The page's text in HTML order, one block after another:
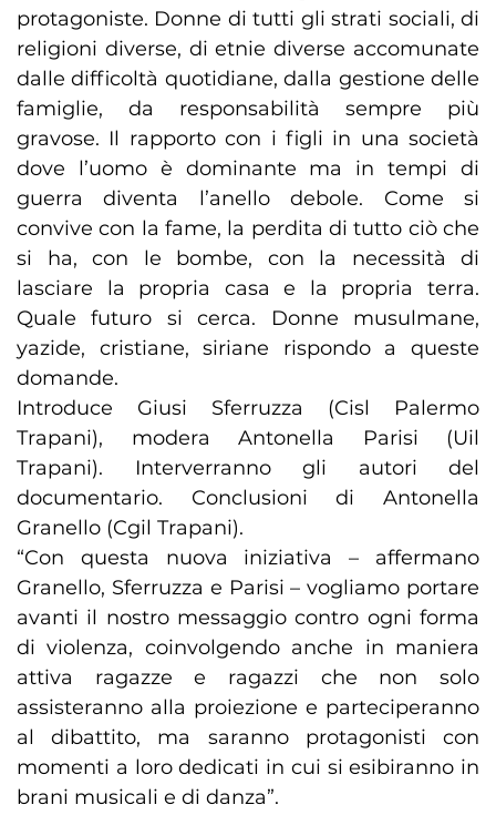
protagoniste. Donne di tutti gli strati sociali, di
religioni diverse, di etnie diverse accomunate
dalle difficoltà quotidiane, dalla gestione delle
famiglie, da responsabilità sempre più
gravose. Il rapporto con i figli in una società
dove l’uomo è dominante ma in tempi di
guerra diventa l’anello debole. Come si
convive con la fame, la perdita di tutto ciò che
si ha, con le bombe, con la necessità di
lasciare la propria casa e la propria terra.
Quale futuro si cerca. Donne musulmane,
yazide, cristiane, siriane rispondo a queste
domande.
Introduce Giusi Sferruzza (Cisl Palermo
Trapani), modera Antonella Parisi (Uil
Trapani). Interverranno gli autori del
documentario. Conclusioni di Antonella
Granello (Cgil Trapani).
“Con questa nuova iniziativa – affermano
Granello, Sferruzza e Parisi – vogliamo portare
avanti il nostro messaggio contro ogni forma
di violenza, coinvolgendo anche in maniera
attiva ragazze e ragazzi che non solo
assisteranno alla proiezione e parteciperanno
al dibattito, ma saranno protagonisti con
momenti a loro dedicati in cui si esibiranno in
brani musicali e di danza”.